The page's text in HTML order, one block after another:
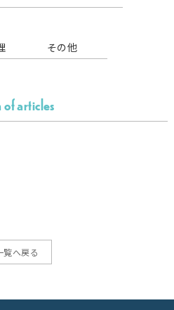
その他
of articles
覧へ戻る